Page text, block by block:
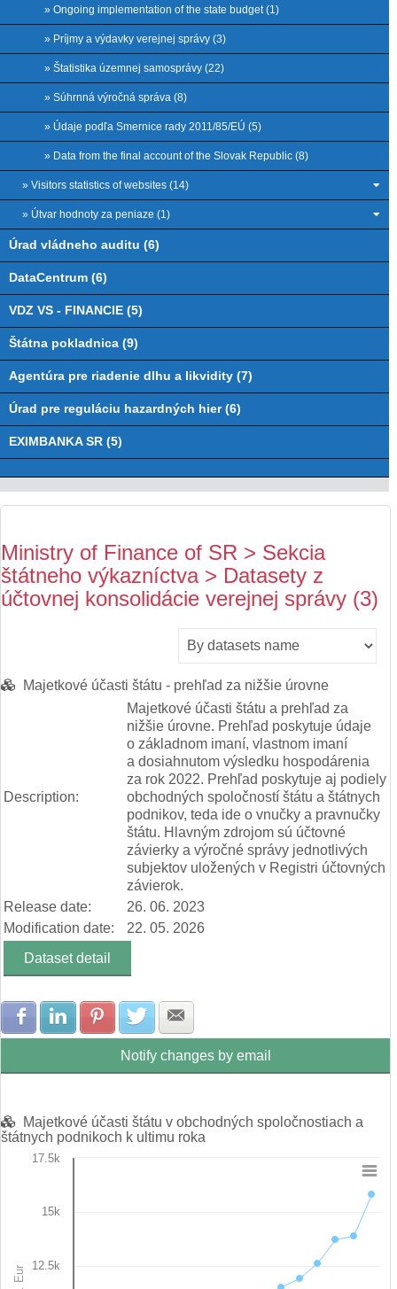
» Ongoing implementation of the state budget (1)
» Príjmy a výdavky verejnej správy (3)
» Štatistika územnej samosprávy (22)
» Súhrnná výročná správa (8)
» Údaje podľa Smernice rady 2011/85/EÚ (5)
» Data from the final account of the Slovak Republic (8)
» Visitors statistics of websites (14)
» Útvar hodnoty za peniaze (1)
Úrad vládneho auditu (6)
DataCentrum (6)
VDZ VS - FINANCIE (5)
Štátna pokladnica (9)
Agentúra pre riadenie dlhu a likvidity (7)
Úrad pre reguláciu hazardných hier (6)
EXIMBANKA SR (5)
Ministry of Finance of SR > Sekcia
štátneho výkazníctva > Datasety z
účtovnej konsolidácie verejnej správy (3)
Majetkové účasti štátu - prehľad za nižšie úrovne
Description:
Majetkové účasti štátu a prehľad za
nižšie úrovne. Prehľad poskytuje údaje
o základnom imaní, vlastnom imaní
a dosiahnutom výsledku hospodárenia
za rok 2022. Prehľad poskytuje aj podiely
obchodných spoločností štátu a štátnych
podnikov, teda ide o vnučky a pravnučky
štátu. Hlavným zdrojom sú účtovné
závierky a výročné správy jednotlivých
subjektov uložených v Registri účtovných
závierok.
Release date:
26. 06. 2023
Modification date:
22. 05. 2026
Dataset detail
Share with Facebook
Share with LinkedIn
Share with Pinterest
Share with Twitter
Notify changes by email
Majetkové účasti štátu v obchodných spoločnostiach a
štátnych podnikoch k ultimu roka
Line chart with 17 data points.
The chart has 1 Y axis displaying in mill. Eur. Data ranges
12.5k
15k
17.5k